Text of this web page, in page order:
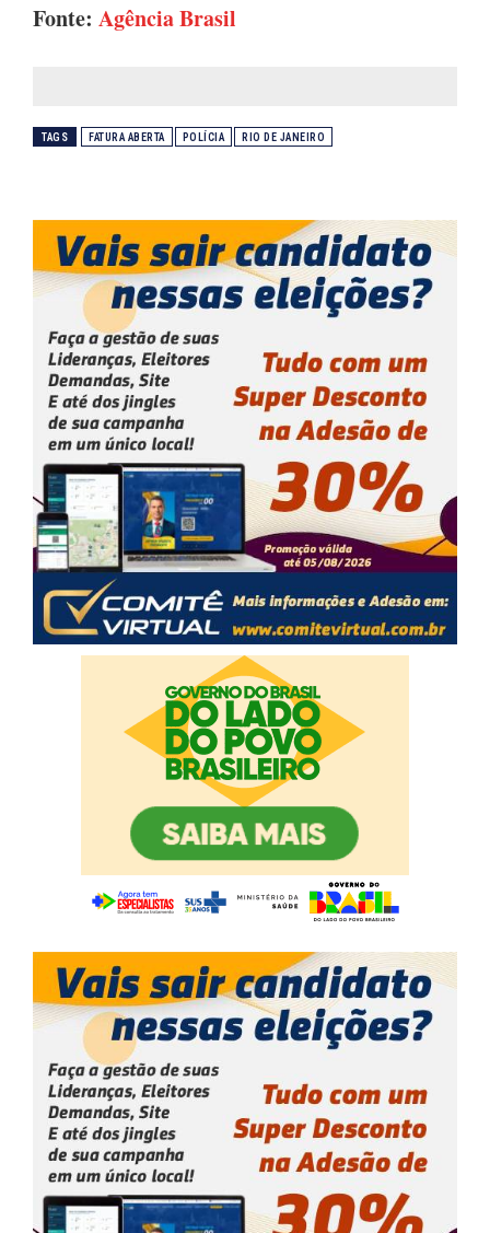
Fonte: Agência Brasil
TAGS FATURA ABERTA POLÍCIA RIO DE JANEIRO